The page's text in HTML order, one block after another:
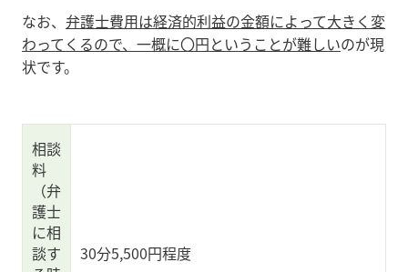
なお、 弁護士費用は経済的利益の金額によって大きく変
わってくるので、一概に〇円ということが難しいのが現
状です。
相談
料
（弁
護士
に相
談す
30分5,500円程度